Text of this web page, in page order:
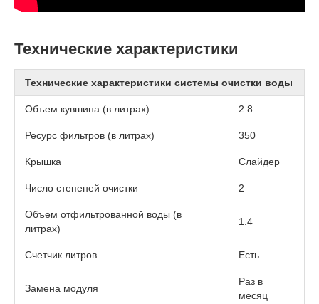
Технические характеристики
Технические характеристики системы очистки воды
Объем кувшина (в литрах) 2.8
Ресурс фильтров (в литрах) 350
Крышка Слайдер
Число степеней очистки 2
Объем отфильтрованной воды (в
литрах)
1.4
Счетчик литров Есть
Замена модуля
Раз в
месяц